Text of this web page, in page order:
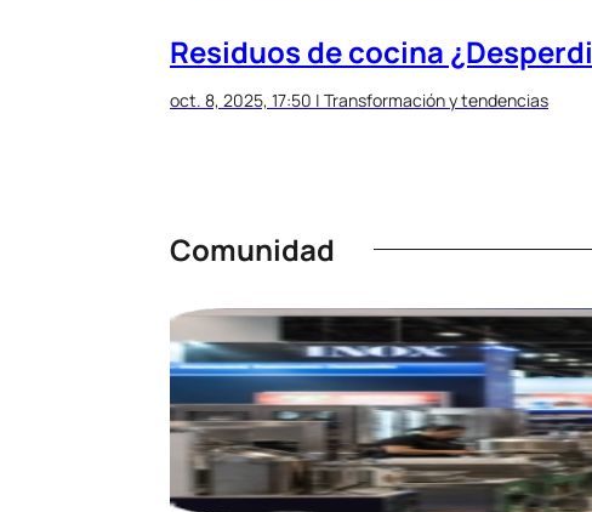
Residuos de cocina
oct. 8, 2025, 17:50 | Transformación y tendencias
Comunidad